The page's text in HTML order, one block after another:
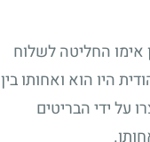
אימו החליטה לשלוח
מדינה יהודית היו הוא ואחותו בין
על ידי הבריטים